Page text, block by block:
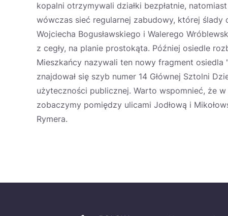
kopalni otrzymywali działki bezpłatnie,
wówczas sieć regularnej zabudowy, której
Wojciecha Bogusławskiego i Walerego
z cegły, na planie prostokąta. Później osiedle
Mieszkańcy nazywali ten nowy fragment osiedla
znajdował się szyb numer 14 Głównej Sztolni
użyteczności publicznej. Warto wspomnieć, że
zobaczymy pomiędzy ulicami Jodłową i
Rymera.